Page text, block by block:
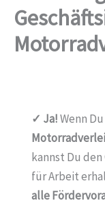
✓ Ja!Wenn Du
kannst Du den
für Arbeit
alle